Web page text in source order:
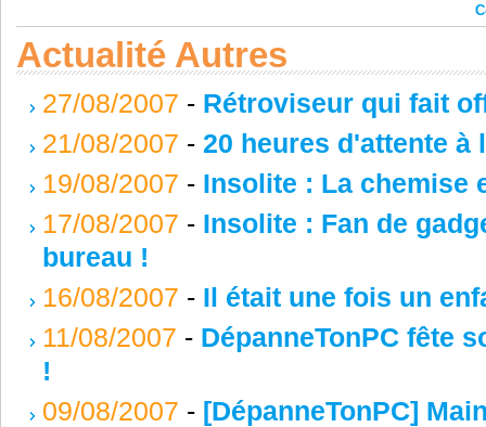
Actualité Autres
27/08/2007 - Rétroviseur qui fait
21/08/2007 - 20 heures d'attente à
19/08/2007 - Insolite : La chemise
17/08/2007 - Insolite : Fan de
bureau !
16/08/2007 - Il était une fois un
11/08/2007 - DépanneTonPC fête
!
09/08/2007 - [DépanneTonPC]